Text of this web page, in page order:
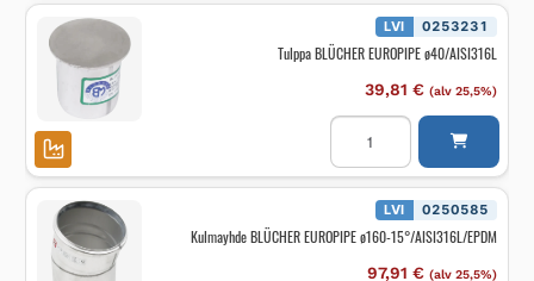
15º
S/AISI316L/EPDM
määrä
LVI 0253231
Tulppa BLÜCHER EUROPIPE ø40/AISI316L
39,81 € (alv 25,5%)
Tulppa
BLÜCHER
ø40/AISI316L
määrä
LVI 0250585
Kulmayhde BLÜCHER EUROPIPE ø160-15°/AISI316L/EPDM
97,91 € (alv 25,5%)